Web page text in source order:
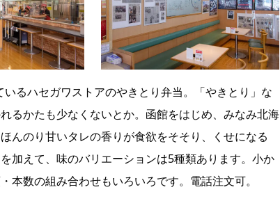
るハセガワストアのやきとり弁当。「やきとり」な
るかたも少なくないとか。函館をはじめ、みなみ北海
んのり甘いタレの香りが食欲をそそり、くせになる
加えて、味のバリエーションは5種類あります。小か
数の組み合わせもいろいろです。電話注文可。